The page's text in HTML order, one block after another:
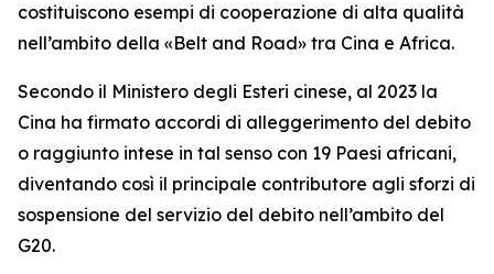
costituiscono esempi di cooperazione di alta qualità
nell’ambito della «Belt and Road» tra Cina e Africa.
Secondo il Ministero degli Esteri cinese, al 2023 la
Cina ha firmato accordi di alleggerimento del debito
o raggiunto intese in tal senso con 19 Paesi africani,
diventando così il principale contributore agli sforzi di
sospensione del servizio del debito nell’ambito del
G20.